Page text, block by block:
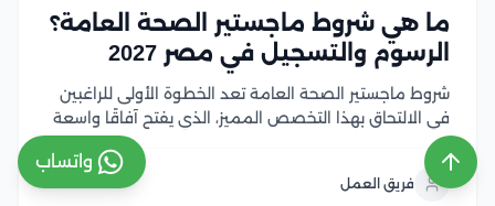
ما هي شروط ماجستير الصحة العامة؟
الرسوم والتسجيل في مصر 2027
شروط ماجستير الصحة العامة تعد الخطوة الأولى للراغبين
في الالتحاق بهذا التخصص المميز، الذي يفتح آفاقًا واسعة
للعمل في مجالات الرعاية الصحية والبحث والتخطيط
الصحي، ومع تزايد أهمية الصحة العامة عالميًا، أصبح اختيار
البرنامج المناسب ومعرفة متطلبات القبول أمر ضروري...
فريق العمل
واتساب